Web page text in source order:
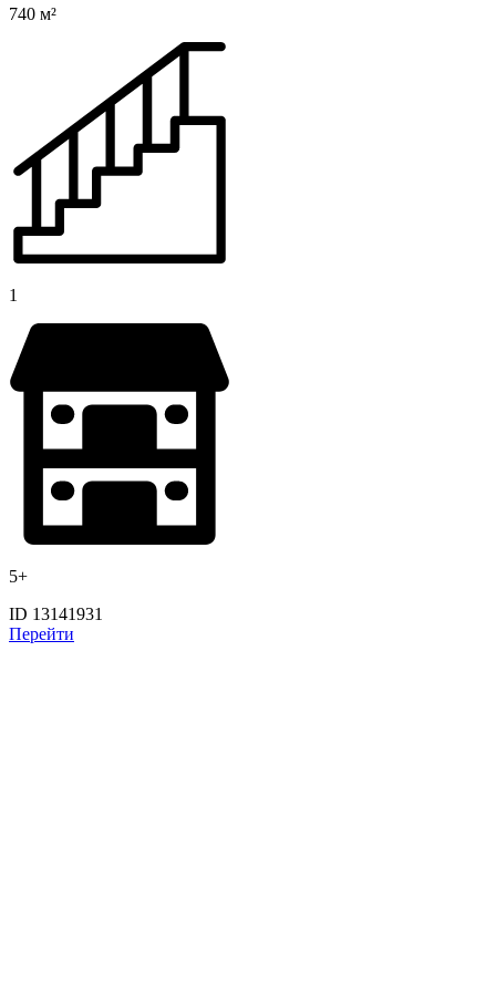
740 м²
1
5+
ID 13141931
Перейти